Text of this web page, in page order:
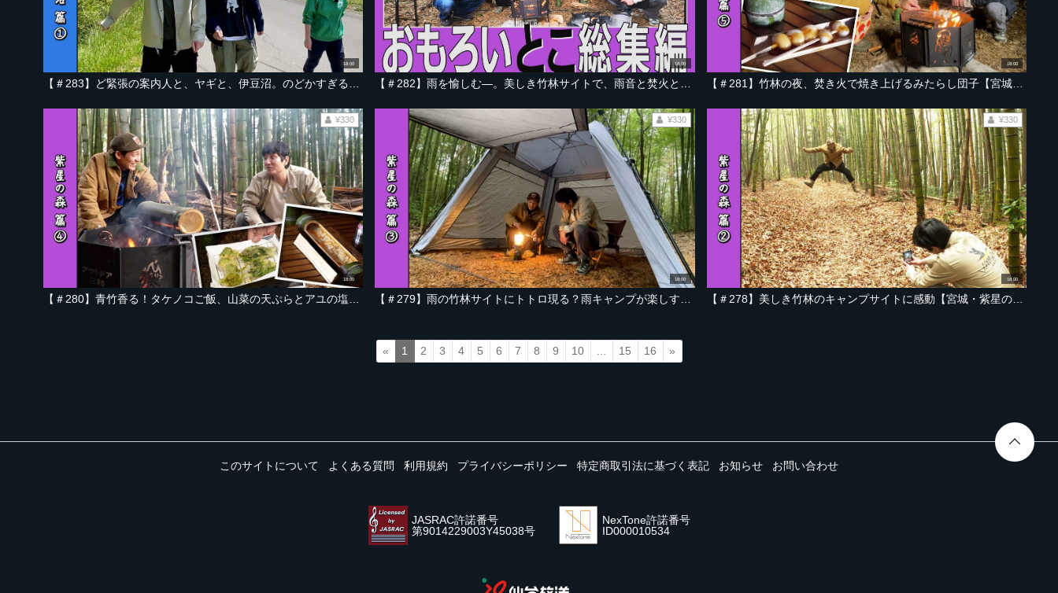
18:00 18:00 18:00
【＃281】竹林の夜、焚き火で焼き上げるみたらし団子【宮城・紫星の森 編 Part-05】
18:00
¥330
18:00
¥330
18:00
【＃278】美しき竹林のキャンプサイトに感動【宮城・紫星の森 編 Part-02】
¥330
« 1 2 3 4 5 6 7 8 9 10 15 16 »
このサイトについて よくある質問 利用規約 プライバシーポリシー 特定商取引法に基づく表記 お知らせ お問い合わせ
JASRAC許諾番号
第9014229003Y45038号
NexTone許諾番号
ID000010534